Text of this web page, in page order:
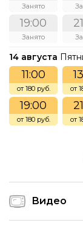
Занято
19:00
Занято
14 августа
11:00
от 180 руб. от
19:00
от 180 руб. от
Видео